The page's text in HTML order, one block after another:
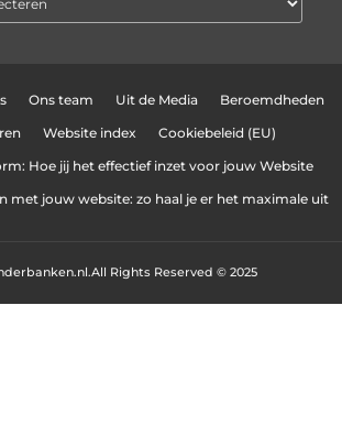
Ons team Uit de Media Beroemdheden
Website index Cookiebeleid (EU)
Hoe jij het effectief inzet voor jouw Website
met jouw website: zo haal je er het maximale uit
All Rights Reserved © 2025